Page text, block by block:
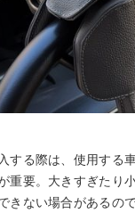
する際は、使用する
重要。大きすぎたり
きない場合があるの